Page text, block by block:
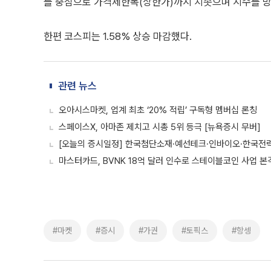
한편 코스피는 1.58% 상승 마감했다.
관련 뉴스
오아시스마켓, 업계 최초 ‘20% 적립’ 구독형 멤버십 론칭
스페이스X, 아마존 제치고 시총 5위 등극 [뉴욕증시 무버]
[오늘의 증시일정] 한국첨단소재·예선테크·인바이오·한국전
마스터카드, BVNK 18억 달러 인수로 스테이블코인 사업 본
#마켓 #증시 #가권 #토픽스 #항셍